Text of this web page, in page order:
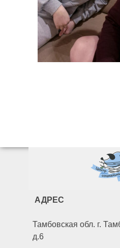
АДРЕС
Тамбовская обл. г.
д.6